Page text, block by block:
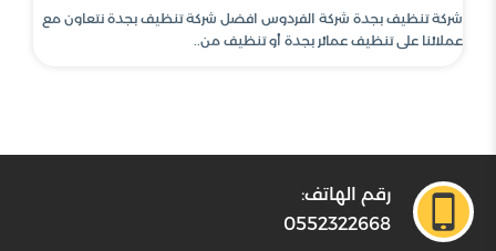
شركة تنظيف بجدة شركة الفردوس افضل شركة تنظيف بجدة نتعاون مع
عملائنا على تنظيف عمائر بجدة أو تنظيف من..
رقم الهاتف:
0552322668